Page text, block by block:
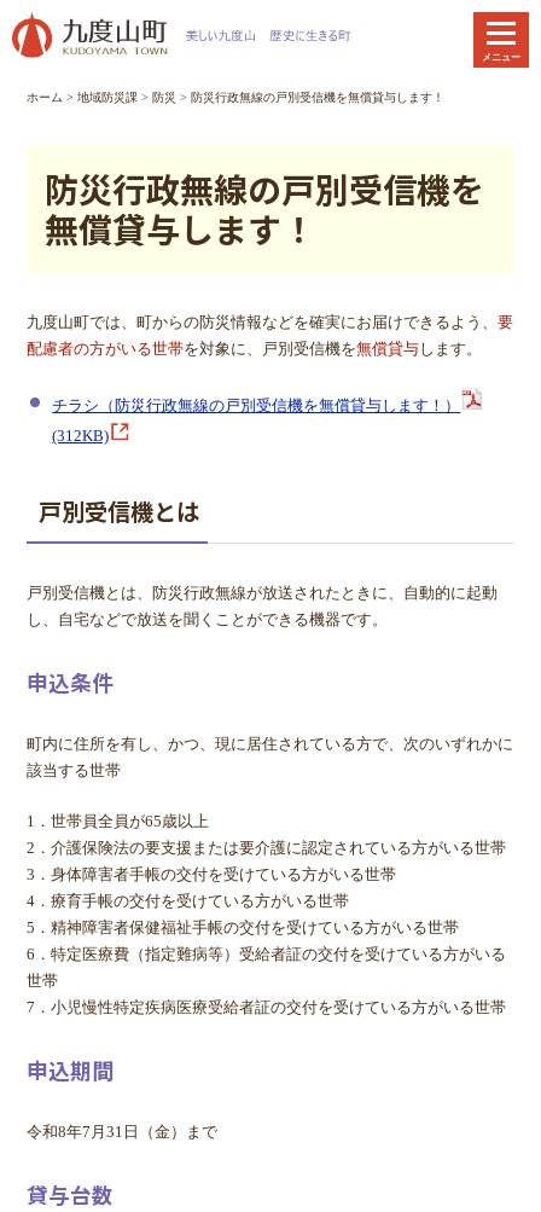
文
メニュー
ホーム >地域防災課 >防災 > 防災行政無線の戸別受信機を無償貸与します！
防災行政無線の戸別受信機を
無償貸与します！
九度山町では、町からの防災情報などを確実にお届けできるよう、要
配慮者の方がいる世帯を対象に、戸別受信機を無償貸与します。
チラシ（防災行政無線の戸別受信機を無償貸与します！）
(312KB)
戸別受信機とは
戸別受信機とは、防災行政無線が放送されたときに、自動的に起動
し、自宅などで放送を聞くことができる機器です。
申込条件
町内に住所を有し、かつ、現に居住されている方で、次のいずれかに
該当する世帯
1．世帯員全員が65歳以上
2．介護保険法の要支援または要介護に認定されている方がいる世帯
3．身体障害者手帳の交付を受けている方がいる世帯
4．療育手帳の交付を受けている方がいる世帯
5．精神障害者保健福祉手帳の交付を受けている方がいる世帯
6．特定医療費（指定難病等）受給者証の交付を受けている方がいる
世帯
7．小児慢性特定疾病医療受給者証の交付を受けている方がいる世帯
申込期間
令和8年7月31日（金）まで
貸与台数